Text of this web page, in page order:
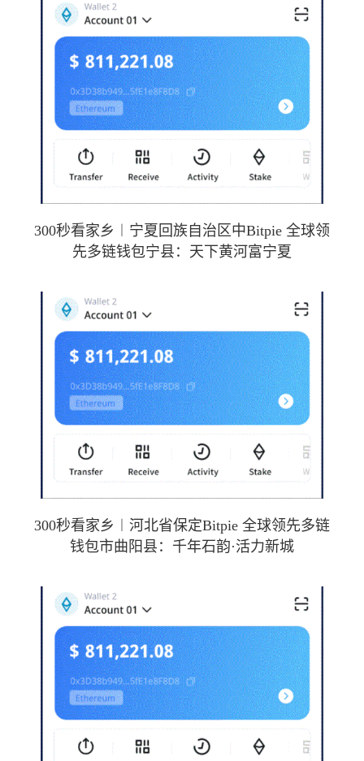
300秒看家乡︱宁夏回族自治区中Bitpie 全球领
先多链钱包宁县：天下黄河富宁夏
300秒看家乡︱河北省保定Bitpie 全球领先多链
钱包市曲阳县：千年石韵·活力新城